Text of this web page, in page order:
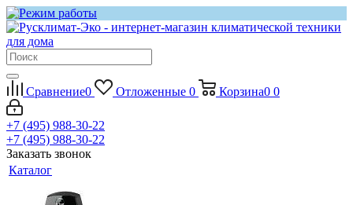
Сравнение0 Отложенные 0 Корзина0 0
+7 (495) 988-30-22
+7 (495) 988-30-22
Заказать звонок
Каталог